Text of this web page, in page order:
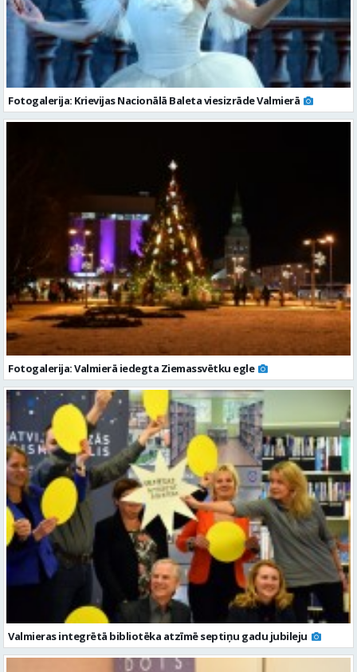
Fotogalerija: Krievijas Nacionālā Baleta viesizrāde Valmierā
Fotogalerija: Valmierā iedegta Ziemassvētku egle
Valmieras integrētā bibliotēka atzīmē septiņu gadu jubileju